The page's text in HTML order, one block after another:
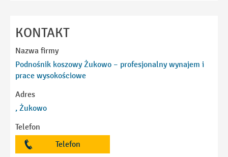
KONTAKT
Nazwa firmy
Podnośnik koszowy Żukowo – profesjonalny wynajem i
prace wysokościowe
Adres
, Żukowo
Telefon
Telefon